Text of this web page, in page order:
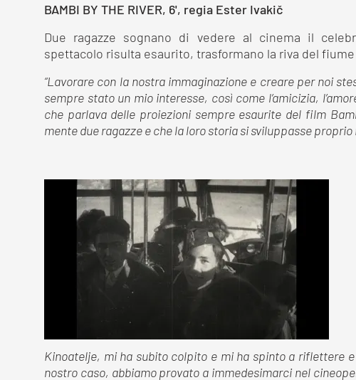
BAMBI BY THE RIVER, 6', regia Ester Ivakič
Due ragazze sognano di vedere al cinema il
spettacolo risulta esaurito, trasformano la riva del
“Lavorare con la nostra immaginazione e creare per noi
sempre stato un mio interesse, così come l’amicizia,
che parlava delle proiezioni sempre esaurite del film
mente due ragazze e che la loro storia si sviluppasse proprio
Kinoatelje, mi ha subito colpito e mi ha spinto a riflettere
nostro caso, abbiamo provato a immedesimarci nel